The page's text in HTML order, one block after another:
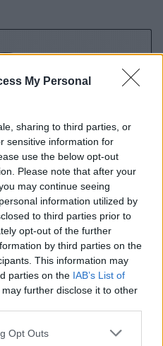
My Personal
sharing to third parties, or
sensitive information for
use the below opt-out
Please note that after your
may continue seeing
information utilized by
to third parties prior to
opt-out of the further
by third parties on the
This information may
parties on the IAB’s List of
may further disclose it to other
Opt Outs
σε blogging, ραδιόφωνο και
τον
και αναλύσεις από
γνώση και έμπνευση.